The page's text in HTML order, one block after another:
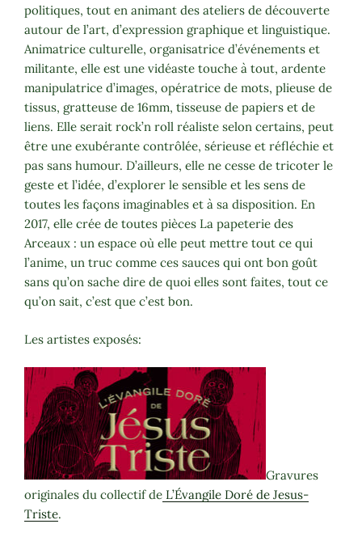
politiques, tout en animant des ateliers de découverte
autour de l’art, d’expression graphique et linguistique.
Animatrice culturelle, organisatrice d’événements et
militante, elle est une vidéaste touche à tout, ardente
manipulatrice d’images, opératrice de mots, plieuse de
tissus, gratteuse de 16mm, tisseuse de papiers et de
liens. Elle serait rock’n roll réaliste selon certains, peut
être une exubérante contrôlée, sérieuse et réfléchie et
pas sans humour. D’ailleurs, elle ne cesse de tricoter le
geste et l’idée, d’explorer le sensible et les sens de
toutes les façons imaginables et à sa disposition. En
2017, elle crée de toutes pièces La papeterie des
Arceaux : un espace où elle peut mettre tout ce qui
l’anime, un truc comme ces sauces qui ont bon goût
sans qu’on sache dire de quoi elles sont faites, tout ce
qu’on sait, c’est que c’est bon.
Les artistes exposés:
Gravures
originales du collectif de L’Évangile Doré de Jesus-
Triste.